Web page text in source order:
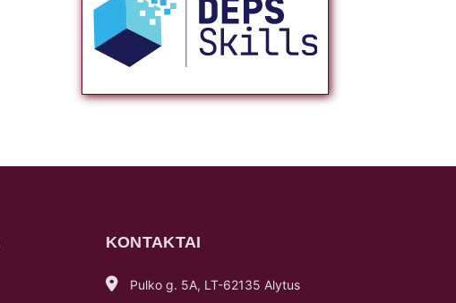
KONTAKTAI
Pulko g. 5A, LT-62135 Alytus